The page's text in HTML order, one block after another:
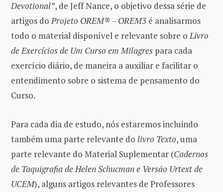
Devotional”, de Jeff Nance, o objetivo dessa série de
artigos doProjeto OREM® – OREM3 é analisarmos
todo o material disponível e relevante sobre oLivro
de Exercícios de Um Curso em Milagres para cada
exercício diário, de maneira a auxiliar e facilitar o
entendimento sobre o sistema de pensamento do
Curso.
Para cada dia de estudo, nós estaremos incluindo
também uma parte relevante do livro Texto, uma
parte relevante do Material Suplementar (Cadernos
de Taquigrafia de Helen Schucman e Versão Urtext de
UCEM), alguns artigos relevantes de Professores